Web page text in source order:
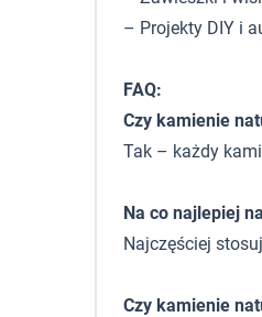
– Projekty DIY i
FAQ:
Czy kamienie
Tak – każdy
Na co najlepiej
Najczęściej
Czy kamienie